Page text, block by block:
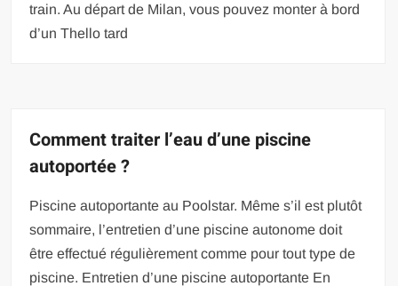
train. Au départ de Milan, vous pouvez monter à bord
d’un Thello tard
Comment traiter l’eau d’une piscine
autoportée ?
Piscine autoportante au Poolstar. Même s’il est plutôt
sommaire, l’entretien d’une piscine autonome doit
être effectué régulièrement comme pour tout type de
piscine. Entretien d’une piscine autoportante En